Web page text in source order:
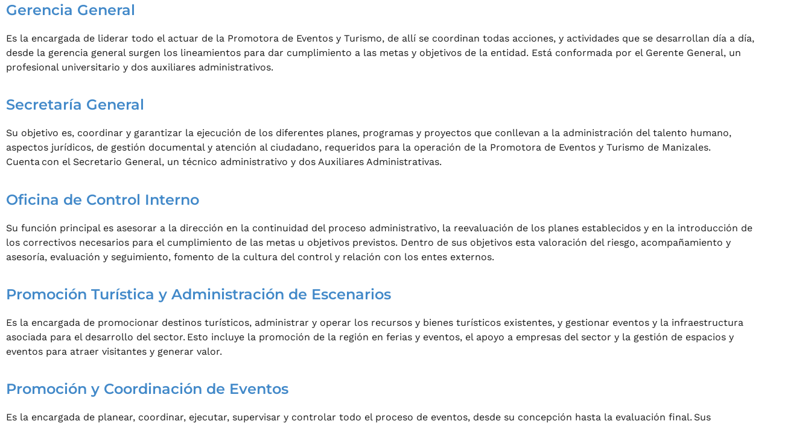
Gerencia General
Es la encargada de liderar todo el actuar de la Promotora de Eventos y Turismo, de allí se coordinan todas acciones, y actividades que se desarrollan día a día,
desde la gerencia general surgen los lineamientos para dar cumplimiento a las metas y objetivos de la entidad. Está conformada por el Gerente General, un
profesional universitario y dos auxiliares administrativos.
Secretaría General
Su objetivo es, coordinar y garantizar la ejecución de los diferentes planes, programas y proyectos que conllevan a la administración del talento humano,
aspectos jurídicos, de gestión documental y atención al ciudadano, requeridos para la operación de la Promotora de Eventos y Turismo de Manizales.
Cuenta con el Secretario General, un técnico administrativo y dos Auxiliares Administrativas.
Oficina de Control Interno
Su función principal es asesorar a la dirección en la continuidad del proceso administrativo, la reevaluación de los planes establecidos y en la introducción de
los correctivos necesarios para el cumplimiento de las metas u objetivos previstos. Dentro de sus objetivos esta valoración del riesgo, acompañamiento y
asesoría, evaluación y seguimiento, fomento de la cultura del control y relación con los entes externos.
Promoción Turística y Administración de Escenarios
Es la encargada de promocionar destinos turísticos, administrar y operar los recursos y bienes turísticos existentes, y gestionar eventos y la infraestructura
asociada para el desarrollo del sector. Esto incluye la promoción de la región en ferias y eventos, el apoyo a empresas del sector y la gestión de espacios y
eventos para atraer visitantes y generar valor.
Promoción y Coordinación de Eventos
Es la encargada de planear, coordinar, ejecutar, supervisar y controlar todo el proceso de eventos, desde su concepción hasta la evaluación final. Sus